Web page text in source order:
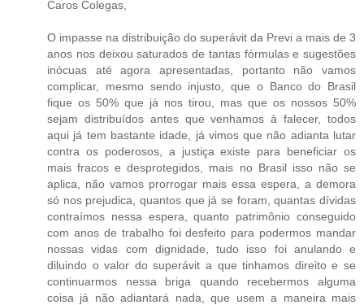
Caros Colegas,
O impasse na distribuição do superávit da Previ a mais de 3
anos nos deixou saturados de tantas fórmulas e sugestões
inócuas até agora apresentadas, portanto não vamos
complicar, mesmo sendo injusto, que o Banco do Brasil
fique os 50% que já nos tirou, mas que os nossos 50%
sejam distribuídos antes que venhamos à falecer, todos
aqui já tem bastante idade, já vimos que não adianta lutar
contra os poderosos, a justiça existe para beneficiar os
mais fracos e desprotegidos, mais no Brasil isso não se
aplica, não vamos prorrogar mais essa espera, a demora
só nos prejudica, quantos que já se foram, quantas dívidas
contraímos nessa espera, quanto patrimônio conseguido
com anos de trabalho foi desfeito para podermos mandar
nossas vidas com dignidade, tudo isso foi anulando e
diluindo o valor do superávit a que tinhamos direito e se
continuarmos nessa briga quando recebermos alguma
coisa já não adiantará nada, que usem a maneira mais